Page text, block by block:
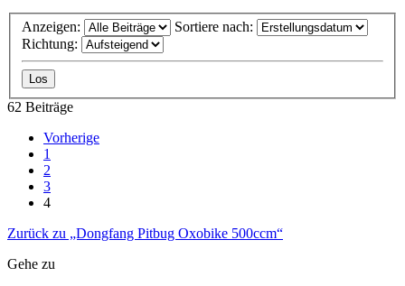
Anzeigen:
Sortiere nach:
Richtung:
62 Beiträge
Vorherige
1
2
3
4
Zurück zu „Dongfang Pitbug Oxobike 500ccm“
Gehe zu